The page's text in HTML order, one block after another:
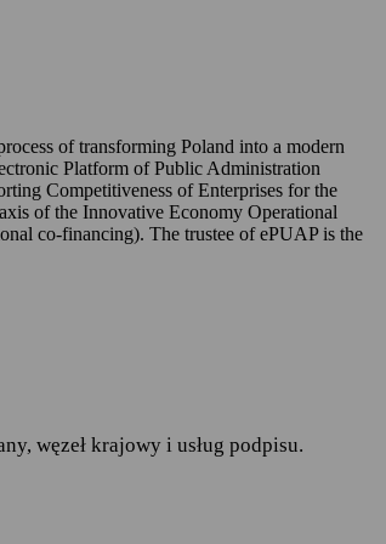
osób
of transforming Poland into a modern
Platform of Public Administration
Competitiveness of Enterprises for the
of the Innovative Economy Operational
co-financing). The trustee of ePUAP is the
węzeł krajowy i usług podpisu.